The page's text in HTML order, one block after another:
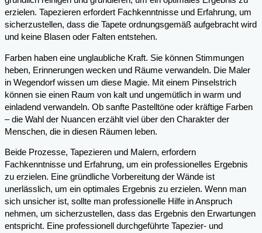
erzielen. Tapezieren erfordert Fachkenntnisse und Erfahrung, um
sicherzustellen, dass die Tapete ordnungsgemäß aufgebracht wird
und keine Blasen oder Falten entstehen.
Farben haben eine unglaubliche Kraft. Sie können Stimmungen
heben, Erinnerungen wecken und Räume verwandeln. Die Maler
in Wegendorf wissen um diese Magie. Mit einem Pinselstrich
können sie einen Raum von kalt und ungemütlich in warm und
einladend verwandeln. Ob sanfte Pastelltöne oder kräftige Farben
– die Wahl der Nuancen erzählt viel über den Charakter der
Menschen, die in diesen Räumen leben.
Beide Prozesse, Tapezieren und Malern, erfordern
Fachkenntnisse und Erfahrung, um ein professionelles Ergebnis
zu erzielen. Eine gründliche Vorbereitung der Wände ist
unerlässlich, um ein optimales Ergebnis zu erzielen. Wenn man
sich unsicher ist, sollte man professionelle Hilfe in Anspruch
nehmen, um sicherzustellen, dass das Ergebnis den Erwartungen
entspricht. Eine professionell durchgeführte Tapezier- und